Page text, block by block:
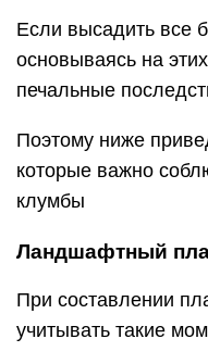
Если высадить все
основываясь на
печальные
Поэтому ниже
которые важно
клумбы
Ландшафтный
При составлении
учитывать такие